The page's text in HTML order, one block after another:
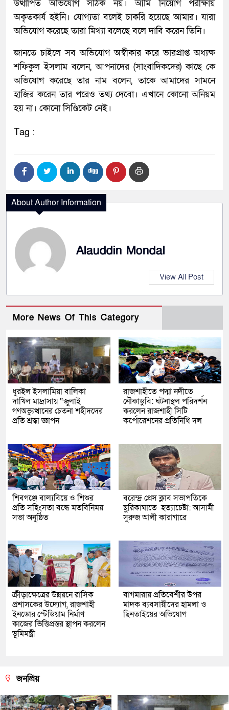
উত্থাপিত অভিযোগ সঠিক নয়। আমি নিয়োগ পরীক্ষায়
অকৃতকার্য হইনি। যোগ্যতা বলেই চাকরি হয়েছে আমার। যারা
অভিযোগ করেছে তারা মিথ্যা বলেছে বলে দাবি করেন তিনি।
জানতে চাইলে সব অভিযোগ অস্বীকার করে ভারপ্রাপ্ত অধ্যক্ষ
শফিকুল ইসলাম বলেন, আপনাদের (সাংবাদিকদের) কাছে কে
অভিযোগ করেছে তার নাম বলেন, তাকে আমাদের সামনে
হাজির করেন তার পরেও তথ্য দেবো। এখানে কোনো অনিয়ম
হয় না। কোনো সিণ্ডিকেট নেই।
Tag :
About Author Information
Alauddin Mondal
View All Post
More News Of This Category
ধুরইল ইসলামিয়া বালিকা
দাখিল মাদ্রাসায় “জুলাই
গণঅভ্যুত্থানের চেতনা শহীদদের
প্রতি শ্রদ্ধা জ্ঞাপন
রাজশাহীতে পদ্মা নদীতে
নৌকাডুবি: ঘটনাস্থল পরিদর্শন
করলেন রাজশাহী সিটি
কর্পোরেশনের প্রতিনিধি দল
শিবগঞ্জে বাল্যবিয়ে ও শিশুর
প্রতি সহিংসতা বন্ধে মতবিনিময়
সভা অনুষ্ঠিত
বরেন্দ্র প্রেস ক্লাব সভাপতিকে
ছুরিকাঘাতে হত্যাচেষ্টা: আসামী
সুরুজ আলী কারাগারে
ক্রীড়াক্ষেত্রের উন্নয়নে রাসিক
প্রশাসকের উদ্যোগ, রাজশাহী
ইনডোর স্টেডিয়াম নির্মাণ
কাজের ভিত্তিপ্রস্তর স্থাপন করলেন
ভূমিমন্ত্রী
বাগমারায় প্রতিবেশীর উপর
মাদক ব্যবসায়ীদের হামলা ও
ছিনতাইয়ের অভিযোগ
জনপ্রিয়